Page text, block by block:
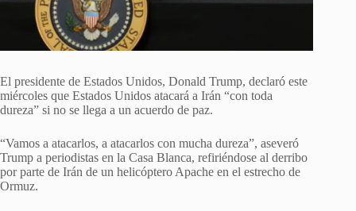
El presidente de Estados Unidos, Donald Trump, declaró este
miércoles que Estados Unidos atacará a Irán “con toda
dureza” si no se llega a un acuerdo de paz.
“Vamos a atacarlos, a atacarlos con mucha dureza”, aseveró
Trump a periodistas en la Casa Blanca, refiriéndose al derribo
por parte de Irán de un helicóptero Apache en el estrecho de
Ormuz.